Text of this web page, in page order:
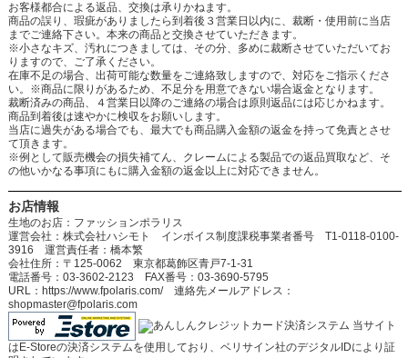
お客様都合による返品、交換は承りかねます。
商品の誤り、瑕疵がありましたら到着後３営業日以内に、裁断・使用前に当店
までご連絡下さい。本来の商品と交換させていただきます。
※小さなキズ、汚れにつきましては、その分、多めに裁断させていただいてお
りますので、ご了承ください。
在庫不足の場合、出荷可能な数量をご連絡致しますので、対応をご指示くださ
い。※商品に限りがあるため、不足分を用意できない場合返金となります。
裁断済みの商品、４営業日以降のご連絡の場合は原則返品には応じかねます。
商品到着後は速やかに検収をお願いします。
当店に過失がある場合でも、最大でも商品購入金額の返金を持って免責とさせ
て頂きます。
※例として販売機会の損失補てん、クレームによる製品での返品買取など、そ
の他いかなる事項にもに購入金額の返金以上に対応できません。
お店情報
生地のお店：ファッションポラリス
運営会社：株式会社ハシモト インボイス制度課税事業者番号 T1-0118-0100-
3916 運営責任者：橋本繁
会社住所：〒125-0062 東京都葛飾区青戸7-1-31
電話番号：03-3602-2123 FAX番号：03-3690-5795
URL：https://www.fpolaris.com/ 連絡先メールアドレス：
shopmaster@fpolaris.com
当サイト
はE-Storeの決済システムを使用しており、ベリサイン社のデジタルIDにより証